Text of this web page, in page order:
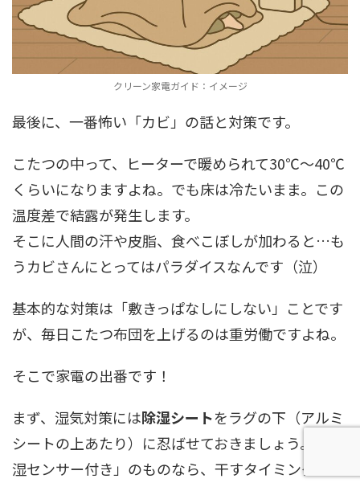
クリーン家電ガイド：イメージ
最後に、一番怖い「カビ」の話と対策です。
こたつの中って、ヒーターで暖められて30℃〜40℃
くらいになりますよね。でも床は冷たいまま。この
温度差で結露が発生します。
そこに人間の汗や皮脂、食べこぼしが加わると…も
うカビさんにとってはパラダイスなんです（泣）
基本的な対策は「敷きっぱなしにしない」ことです
が、毎日こたつ布団を上げるのは重労働ですよね。
そこで家電の出番です！
まず、湿気対策には除湿シートをラグの下（アルミ
シートの上あたり）に忍ばせておきましょう。「吸
湿センサー付き」のものなら、干すタイミングが色